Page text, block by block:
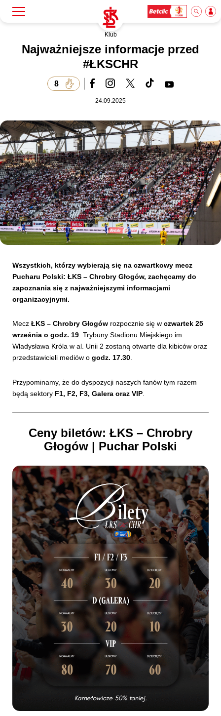
Klub
Akademia
Biznes
Dla mediów
Kibice
SKLEP KUP BILET
Klub
Najważniejsze informacje przed
#ŁKSCHR
8
24.09.2025
Wszystkich, którzy wybierają się na czwartkowy mecz
Pucharu Polski: ŁKS – Chrobry Głogów, zachęcamy do
zapoznania się z najważniejszymi informacjami
organizacyjnymi.
Mecz ŁKS – Chrobry Głogów rozpocznie się w czwartek 25
września o godz. 19. Trybuny Stadionu Miejskiego im.
Władysława Króla w al. Unii 2 zostaną otwarte dla kibiców oraz
przedstawicieli mediów o godz. 17.30.
Przypominamy, że do dyspozycji naszych fanów tym razem
będą sektory F1, F2, F3, Galera oraz VIP
Ceny biletów: ŁKS – Chrobry
Głogów | Puchar Polski